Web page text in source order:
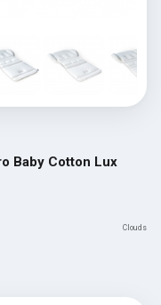
Baby Cotton Lux
Clouds